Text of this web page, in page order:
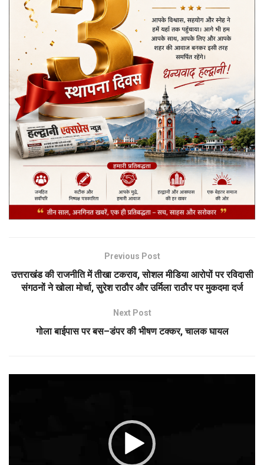
Previous Post
उत्तराखंड की राजनीति में तीखा टकराव, सोशल मीडिया आरोपों पर रविदासी
संगठनों ने खोला मोर्चा, सुरेश राठौर और उर्मिला राठौर पर मुकदमा दर्ज
Next Post
गोला बाईपास पर बस–डंपर की भीषण टक्कर, चालक घायल